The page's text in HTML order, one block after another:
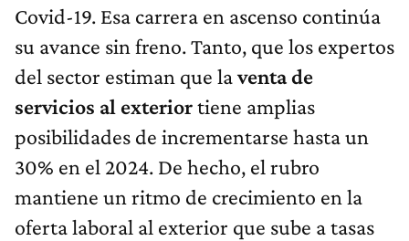
Covid-19. Esa carrera en ascenso continúa
su avance sin freno. Tanto, que los expertos
del sector estiman que laventa de
servicios al exteriortiene amplias
posibilidades de incrementarse hasta un
30% en el 2024. De hecho, el rubro
mantiene un ritmo de crecimiento en la
oferta laboral al exterior que sube a tasas